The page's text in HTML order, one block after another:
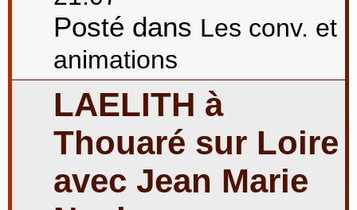
Posté dans Les conv. et
animations
LAELITH à
Thouaré sur Loire
avec Jean Marie